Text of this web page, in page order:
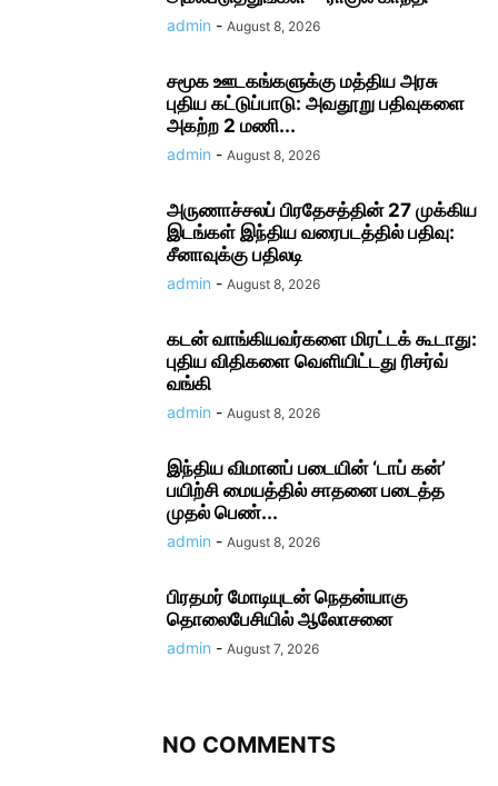
admin - August 8, 2026
சமூக ஊடகங்களுக்கு மத்திய அரசு
புதிய கட்டுப்பாடு: அவதூறு பதிவுகளை
அகற்ற 2 மணி...
admin - August 8, 2026
அருணாச்சலப் பிரதேசத்தின் 27 முக்கிய
இடங்கள் இந்திய வரைபடத்தில் பதிவு:
சீனாவுக்கு பதிலடி
admin - August 8, 2026
கடன் வாங்கியவர்களை மிரட்டக் கூடாது:
புதிய விதிகளை வெளியிட்டது ரிசர்வ்
வங்கி
admin - August 8, 2026
இந்திய விமானப் படையின் ‘டாப் கன்’
பயிற்சி மையத்தில் சாதனை படைத்த
முதல் பெண்...
admin - August 8, 2026
பிரதமர் மோடி​யுடன் நெதன்யாகு
தொலைபேசியில் ஆலோ​சனை
admin - August 7, 2026
NO COMMENTS